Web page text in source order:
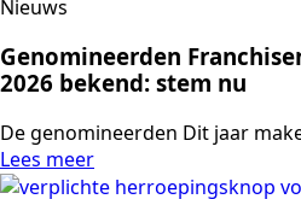
Nieuws
Genomineerden
2026 bekend: stem nu
De genomineerden Dit jaar
Lees meer